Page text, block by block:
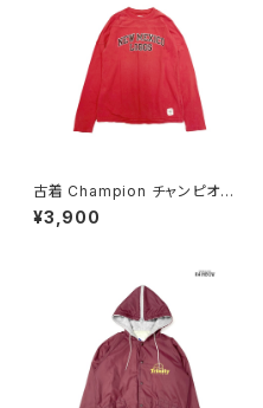
古着 Champion チャンピオン
NEW MEXICO LOBOS プリン
ト カットソー 長袖 Ｔシャツ 赤 (t
¥3,900